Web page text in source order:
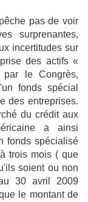
pas de voir
surprenantes,
incertitudes sur
des actifs «
le Congrès,
fonds spécial
des entreprises.
du crédit aux
a ainsi
fonds spécialisé
trois mois ( que
soient ou non
30 avril 2009
le montant de